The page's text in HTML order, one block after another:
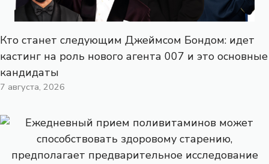
Кто станет следующим Джеймсом Бондом: идет
кастинг на роль нового агента 007 и это основные
кандидаты
7 августа, 2026